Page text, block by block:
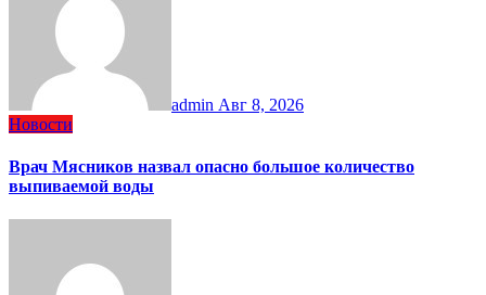
admin Авг 8, 2026
Новости
Врач Мясников назвал опасно большое количество
выпиваемой воды